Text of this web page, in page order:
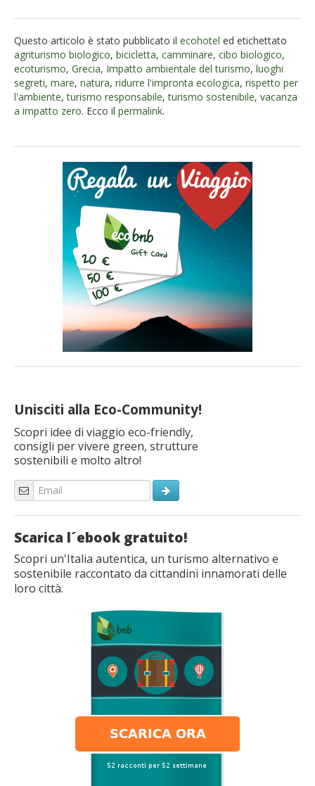
Questo articolo è stato pubblicato il ecohotel ed etichettato
agriturismo biologico, bicicletta, camminare, cibo biologico,
ecoturismo, Grecia, Impatto ambientale del turismo, luoghi
segreti, mare, natura, ridurre l'impronta ecologica, rispetto per
l'ambiente,turismo responsabile,turismo sostenibile, vacanza
a impatto zero. Ecco il permalink.
Unisciti alla Eco-Community!
Scopri idee di viaggio eco-friendly,
consigli per vivere green, strutture
sostenibili e molto altro!
Scarica l´ebook gratuito!
Scopri un'Italia autentica, un turismo alternativo e
sostenibile raccontato da cittandini innamorati delle
loro città.